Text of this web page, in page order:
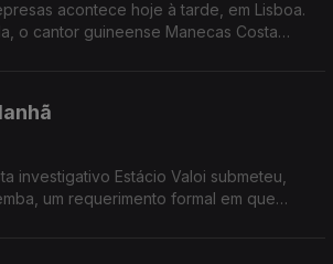
acontece hoje à tarde, em Lisboa.
o cantor guineense Manecas Costa
investigativo Estácio Valoi submeteu,